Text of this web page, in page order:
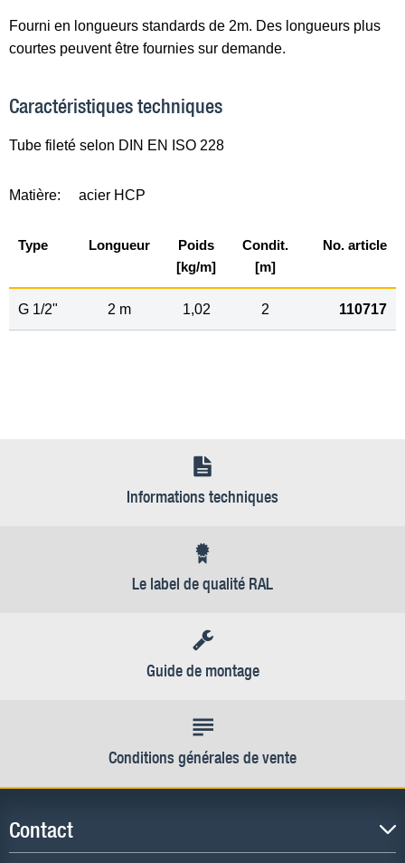
Fourni en longueurs standards de 2m. Des longueurs plus
courtes peuvent être fournies sur demande.
Caractéristiques techniques
Tube fileté selon DIN EN ISO 228
Matière: acier HCP
Type Longueur
Poids
[kg/m]
Condit.
[m]
No. article
G 1/2" 2 m 1,02 2 110717
Informations techniques
Le label de qualité RAL
Guide de montage
Conditions générales de vente
Contact